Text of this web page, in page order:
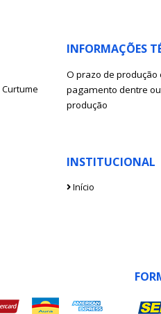
Curtume
INFORMAÇÕES
O prazo de
pagamento dentre
produção
INSTITUCIONAL
Início